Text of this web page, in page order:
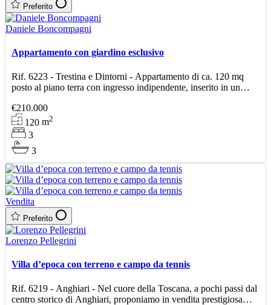
Preferito
Daniele Boncompagni
Appartamento con giardino esclusivo
Rif. 6223 - Trestina e Dintorni - Appartamento di ca. 120 mq
posto al piano terra con ingresso indipendente, inserito in un
€210.000
120m2
3
3
Vendita
Preferito
Lorenzo Pellegrini
Villa d’epoca con terreno e campo da tennis
Rif. 6219 - Anghiari - Nel cuore della Toscana, a pochi passi dal
centro storico di Anghiari, proponiamo in vendita prestigiosa